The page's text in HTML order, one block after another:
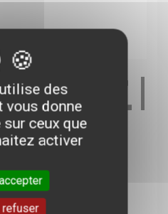
fabriqué en acier
des
vous donne
ceux que
activer
refuser